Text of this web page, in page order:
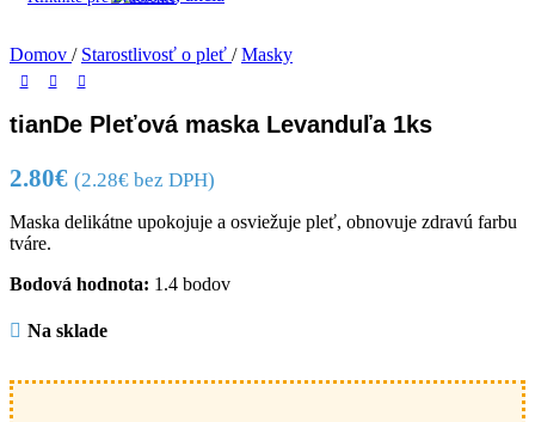
Domov / Starostlivosť o pleť / Masky
tianDe Pleťová maska Levanduľa 1ks
2.80€ (2.28€ bez DPH)
Maska delikátne upokojuje a osviežuje pleť, obnovuje zdravú farbu
tváre.
Bodová hodnota: 1.4 bodov
Na sklade